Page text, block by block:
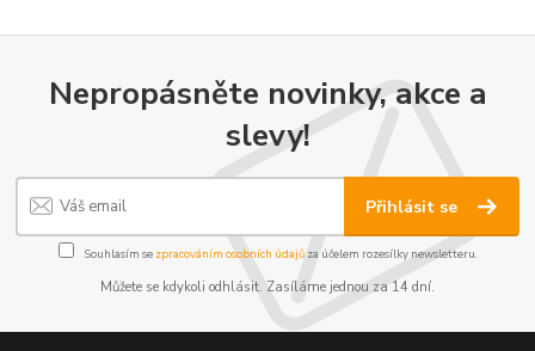
Nepropásněte novinky, akce a
slevy!
Přihlásit se
Souhlasím se zpracováním osobních údajůza účelem rozesílky newsletteru.
Můžete se kdykoli odhlásit. Zasíláme jednou za 14 dní.